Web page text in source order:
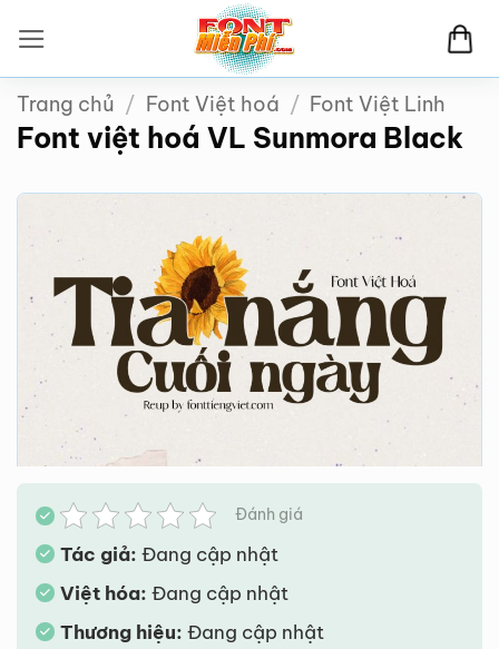
qua
nội
dung
Trang chủ / Font Việt hoá / Font Việt Linh
Font việt hoá VL Sunmora Black
Đánh giá
Tác giả: Đang cập nhật
Việt hóa: Đang cập nhật
Thương hiệu: Đang cập nhật